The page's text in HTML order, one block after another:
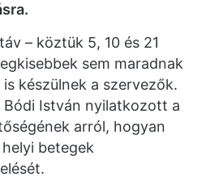
– köztük 5, 10 és 21
sem maradnak
készülnek a szervezők.
Bódi István nyilatkozott a
arról, hogyan
betegek